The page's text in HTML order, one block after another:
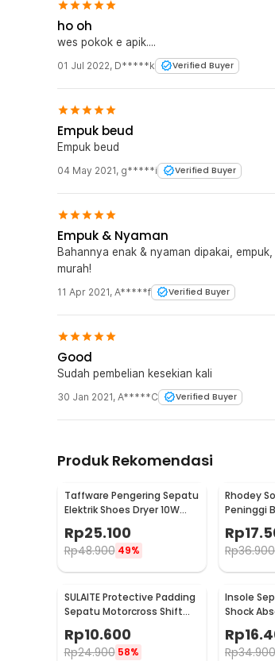
ho oh
wes pokok e apik....
01 Jul 2022, D*****k Verified Buyer
Empuk beud
Empuk beud
04 May 2021, g*****i Verified Buyer
Empuk & Nyaman
Bahannya enak & nyaman dipakai,
murah!
11 Apr 2021, A*****f Verified Buyer
Good
Sudah pembelian kesekian kali
30 Jan 2021, A*****C Verified Buyer
Produk Rekomendasi
Taffware Pengering Sepatu
Elektrik Shoes Dryer 10W
Rp25.100
Rp48.900 49%
Rhodey
Peninggi
Rp
Rp36.900
SULAITE Protective Padding
Sepatu Motorcross Shift
Pad 1 PCS - GT-106
Rp10.600
Rp24.900 58%
Insole
Shock
Gel Foam
Rp
Rp34.900